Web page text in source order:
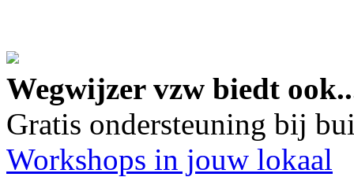
Wegwijzer vzw biedt
Gratis ondersteuning bij
Workshops in jouw lokaal